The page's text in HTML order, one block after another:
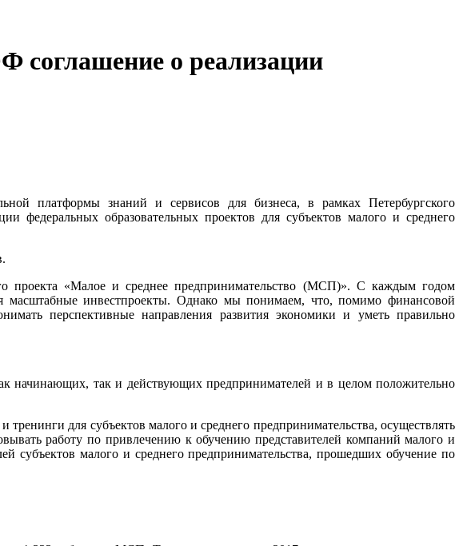
соглашение о реализации
платформы знаний и сервисов для бизнеса, в рамках Петербургского
федеральных образовательных проектов для субъектов малого и среднего
проекта «Малое и среднее предпринимательство (МСП)». С каждым годом
масштабные инвестпроекты. Однако мы понимаем, что, помимо финансовой
перспективные направления развития экономики и уметь правильно
начинающих, так и действующих предпринимателей и в целом положительно
для субъектов малого и среднего предпринимательства, осуществлять
работу по привлечению к обучению представителей компаний малого и
субъектов малого и среднего предпринимательства, прошедших обучение по